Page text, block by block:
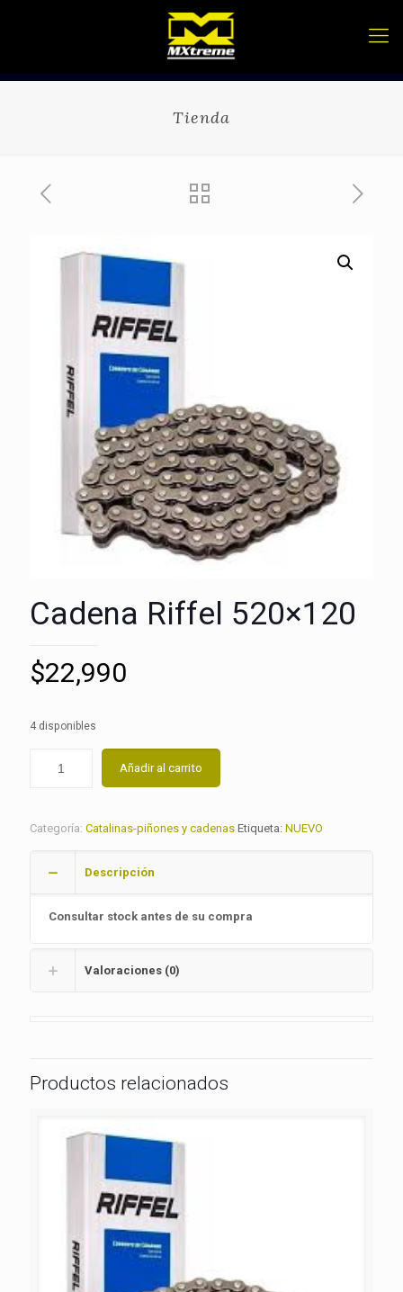
Tienda
Cadena Riffel 520×120
$22,990
4 disponibles
Añadir al carrito
Categoría: Catalinas-piñones y cadenas Etiqueta: NUEVO
Descripción
Consultar stock antes de su compra
Valoraciones (0)
Productos relacionados